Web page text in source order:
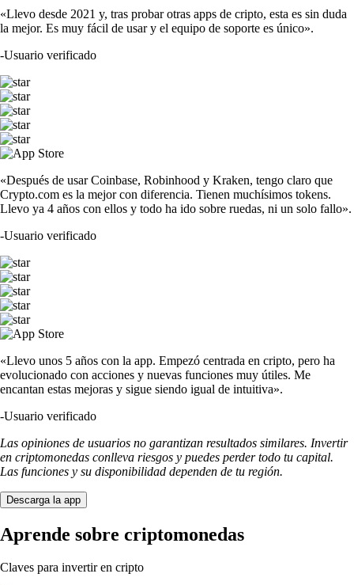
«Llevo desde 2021 y, tras probar otras apps de cripto, esta es sin duda
la mejor. Es muy fácil de usar y el equipo de soporte es único».
-Usuario verificado
«Después de usar Coinbase, Robinhood y Kraken, tengo claro que
Crypto.com es la mejor con diferencia. Tienen muchísimos tokens.
Llevo ya 4 años con ellos y todo ha ido sobre ruedas, ni un solo fallo».
-Usuario verificado
«Llevo unos 5 años con la app. Empezó centrada en cripto, pero ha
evolucionado con acciones y nuevas funciones muy útiles. Me
encantan estas mejoras y sigue siendo igual de intuitiva».
-Usuario verificado
Las opiniones de usuarios no garantizan resultados similares. Invertir
en criptomonedas conlleva riesgos y puedes perder todo tu capital.
Las funciones y su disponibilidad dependen de tu región.
Descarga la app
Aprende sobre criptomonedas
Claves para invertir en cripto